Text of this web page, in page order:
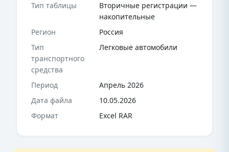
Тип таблицы
Вторичные регистрации —
накопительные
Регион
Россия
Тип
транспортного
средства
Легковые автомобили
Период
Апрель 2026
Дата файла
10.05.2026
Формат
Excel RAR